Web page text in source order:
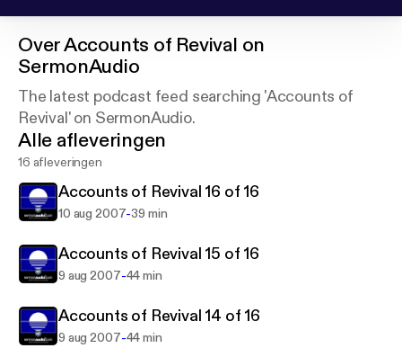
OverAccounts of Revival on
SermonAudio
The latest podcast feed searching 'Accounts of
Revival' on SermonAudio.
Alle afleveringen
16 afleveringen
Accounts of Revival 16 of 16
10 aug 2007-39 min
Accounts of Revival 15 of 16
9 aug 2007-44 min
Accounts of Revival 14 of 16
9 aug 2007-44 min